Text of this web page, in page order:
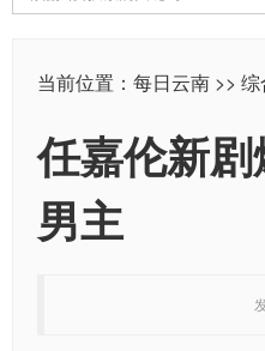
当前位置： 每日云南 >> 综
任嘉伦新
男主